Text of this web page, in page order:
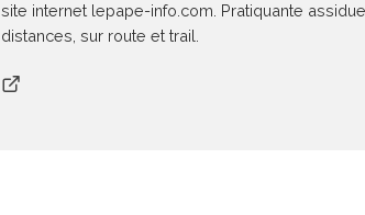
site internet lepape-info.com. Pratiquante
distances, sur route et trail.